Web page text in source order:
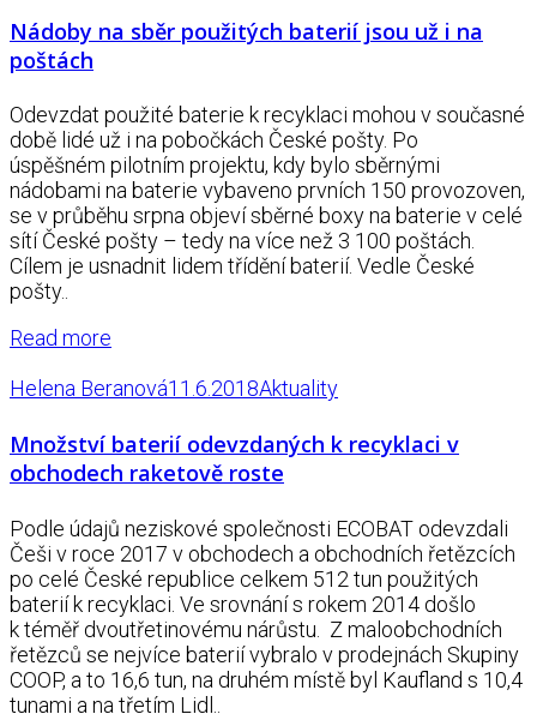
Nádoby na sběr použitých baterií jsou už i na
poštách
Odevzdat použité baterie k recyklaci mohou v současné
době lidé už i na pobočkách České pošty. Po
úspěšném pilotním projektu, kdy bylo sběrnými
nádobami na baterie vybaveno prvních 150 provozoven,
se v průběhu srpna objeví sběrné boxy na baterie v celé
sítí České pošty – tedy na více než 3 100 poštách.
Cílem je usnadnit lidem třídění baterií. Vedle České
pošty..
Read more
Helena Beranová11.6.2018Aktuality
Množství baterií odevzdaných k recyklaci v
obchodech raketově roste
Podle údajů neziskové společnosti ECOBAT odevzdali
Češi v roce 2017 v obchodech a obchodních řetězcích
po celé České republice celkem 512 tun použitých
baterií k recyklaci. Ve srovnání s rokem 2014 došlo
k téměř dvoutřetinovému nárůstu. Z maloobchodních
řetězců se nejvíce baterií vybralo v prodejnách Skupiny
COOP, a to 16,6 tun, na druhém místě byl Kaufland s 10,4
tunami a na třetím Lidl..